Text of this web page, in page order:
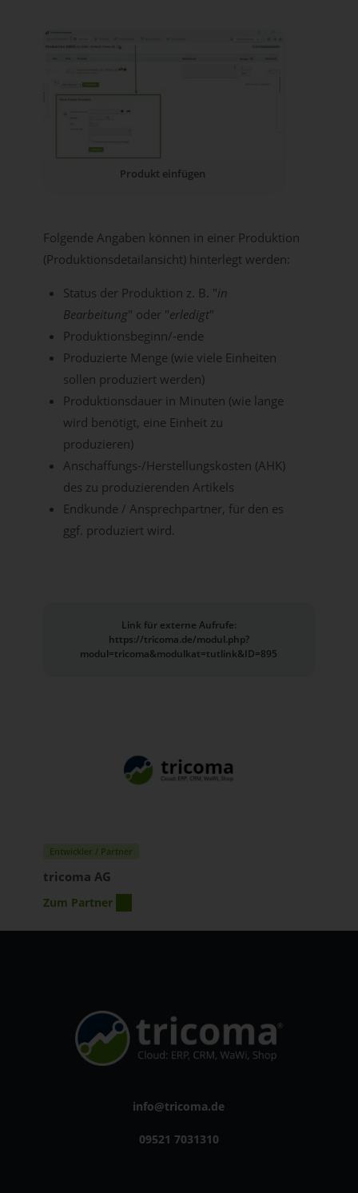
Produkt einfügen
Folgende Angaben können in einer Produktion
(Produktionsdetailansicht) hinterlegt werden:
Status der Produktion z. B. "in
Bearbeitung" oder "erledigt"
Produktionsbeginn/-ende
Produzierte Menge (wie viele Einheiten
sollen produziert werden)
Produktionsdauer in Minuten (wie lange
wird benötigt, eine Einheit zu
produzieren)
Anschaffungs-/Herstellungskosten (AHK)
des zu produzierenden Artikels
Endkunde / Ansprechpartner, für den es
ggf. produziert wird.
Link für externe Aufrufe:
https://tricoma.de/modul.php?
modul=tricoma&modulkat=tutlink&ID=895
Entwickler / Partner
tricoma AG
Zum Partner
info@tricoma.de
09521 7031310